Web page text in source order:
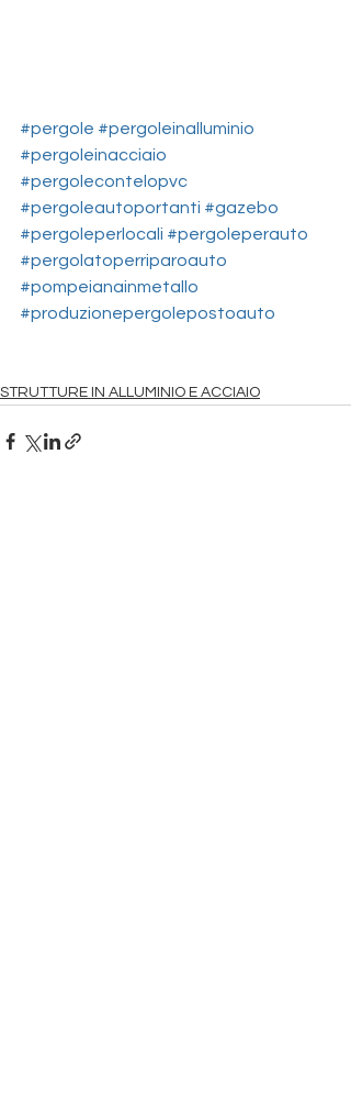
#pergole #pergoleinalluminio
#pergoleinacciaio
#pergolecontelopvc
#pergoleautoportanti #gazebo
#pergoleperlocali #pergoleperauto
#pergolatoperriparoauto
#pompeianainmetallo
#produzionepergolepostoauto
STRUTTURE IN ALLUMINIO E ACCIAIO